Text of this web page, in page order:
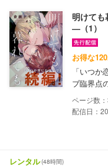
明けて
―（1）
お得な
「いつ
ブ臨界点
配信日：
レンタル(48時間)